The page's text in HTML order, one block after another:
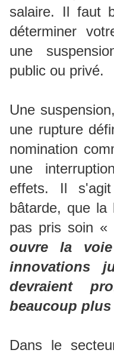
salaire. Il faut
déterminer
une
public ou privé.
Une
une rupture
nomination
une
effets. Il
bâtarde, que
pas pris soin «
ouvre la
innovations
devraient
beaucoup
Dans le